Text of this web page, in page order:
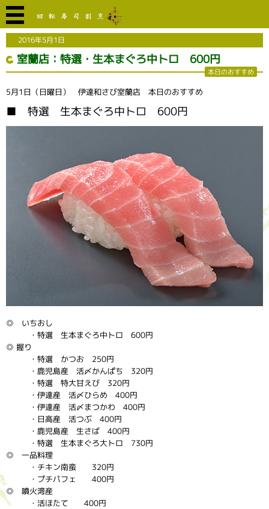
2016年5月1日
室蘭店：特選・生本まぐろ中トロ 600円
本日のおすすめ
5月1日（日曜日） 伊達和さび室蘭店 本日のおすすめ
■ 特選 生本まぐろ中トロ 600円
◎ いちおし
・特選 生本まぐろ中トロ 600円
◎ 握り
・特選 かつお 250円
・鹿児島産 活〆かんぱち 320円
・特選 特大甘えび 320円
・伊達産 活〆ひらめ 400円
・伊達産 活〆まつかわ 400円
・日高産 活つぶ 400円
・鹿児島産 生さば 400円
・特選 生本まぐろ大トロ 730円
◎ 一品料理
・チキン南蛮 320円
・プチパフェ 400円
◎ 噴火湾産
・活ほたて 400円